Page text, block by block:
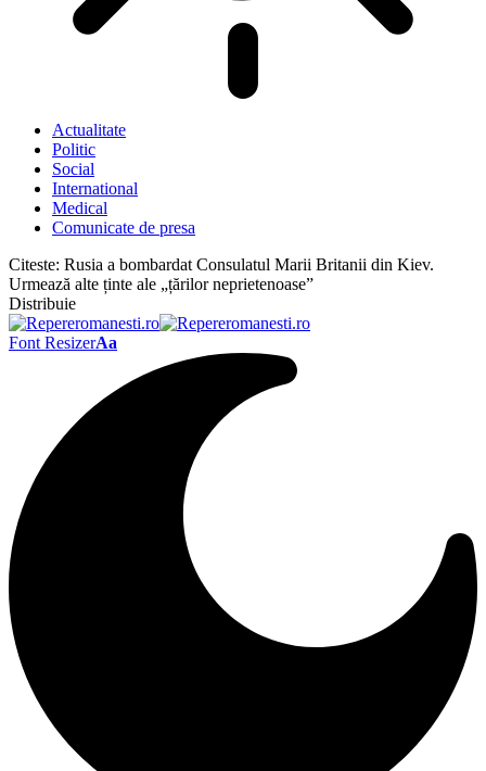
Actualitate
Politic
Social
International
Medical
Comunicate de presa
Citeste: Rusia a bombardat Consulatul Marii Britanii din Kiev.
Urmează alte ținte ale „țărilor neprietenoase”
Distribuie
Font ResizerAa